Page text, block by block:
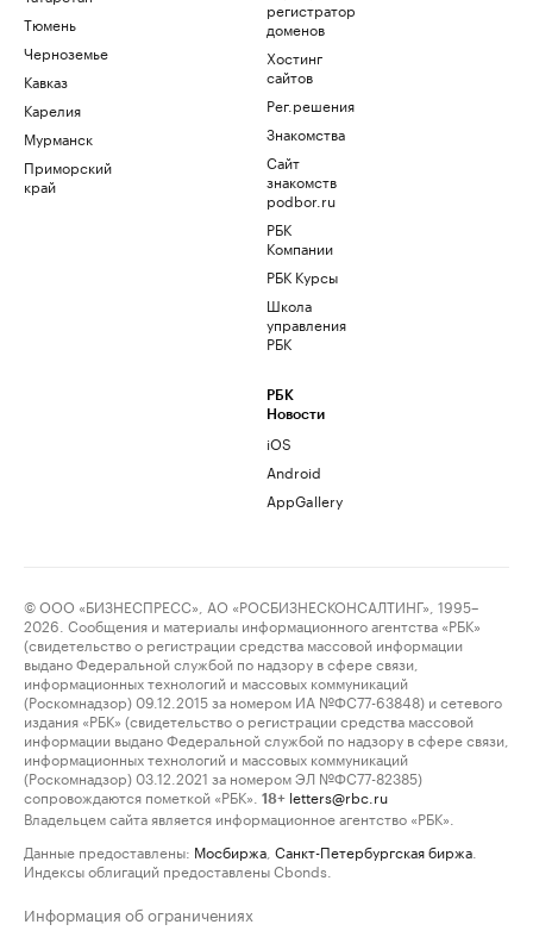
Тюмень
Черноземье
Кавказ
Карелия
Мурманск
Приморский
край
регистратор
доменов
Хостинг
сайтов
Рег.решения
Знакомства
Сайт
знакомств
podbor.ru
РБК
Компании
РБК Курсы
Школа
управления
РБК
РБК
Новости
iOS
Android
AppGallery
© ООО «БИЗНЕСПРЕСС», АО «РОСБИЗНЕСКОНСАЛТИНГ», 1995–
2026. Сообщения и материалы информационного агентства «РБК»
(свидетельство о регистрации средства массовой информации
выдано Федеральной службой по надзору в сфере связи,
информационных технологий и массовых коммуникаций
(Роскомнадзор) 09.12.2015 за номером ИА №ФС77-63848) и сетевого
издания «РБК» (свидетельство о регистрации средства массовой
информации выдано Федеральной службой по надзору в сфере связи,
информационных технологий и массовых коммуникаций
(Роскомнадзор) 03.12.2021 за номером ЭЛ №ФС77-82385)
сопровождаются пометкой «РБК».
18+ letters@rbc.ru
Владельцем сайта является информационное агентство «РБК».
Данные предоставлены: Мосбиржа Санкт-Петербургская биржа
Индексы облигаций предоставлены Cbonds.
Информация об ограничениях